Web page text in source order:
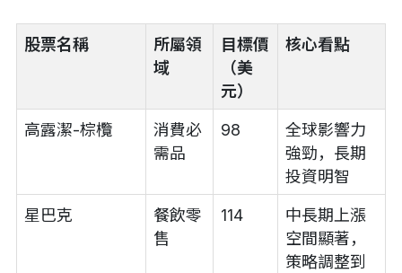
股票名稱
所屬領
域
目標價
（美
元）
核心看點
高露潔-棕欖
消費必
需品
98
全球影響力
強勁，長期
投資明智
星巴克
餐飲零
售
114
中長期上漲
空間顯著，
策略調整到